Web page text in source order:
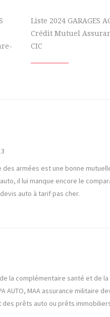
Liste 2024 GARAGES
Crédit Mutuel
CIC
des armées est une bonne
auto, il lui manque encore le
auto à tarif pas cher.
de la complémentaire santé et de
AUTO, MAA assurance militaire
prêts auto ou prêts